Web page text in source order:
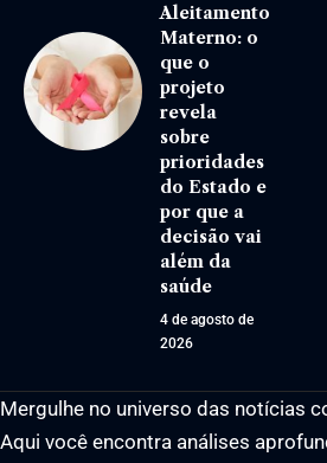
Aleitamento
Materno: o
que o
projeto
revela
sobre
prioridades
do Estado e
por que a
decisão vai
além da
saúde
4 de agosto de
2026
Mergulhe no universo das notícias
Aqui você encontra análises